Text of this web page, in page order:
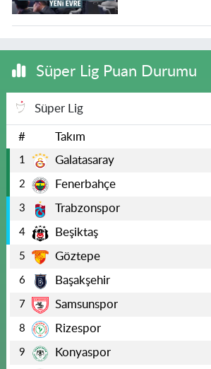
Süper Lig Puan Durumu
Süper Lig
# Takım
1 Galatasaray
2 Fenerbahçe
3 Trabzonspor
4 Beşiktaş
5 Göztepe
6 Başakşehir
7 Samsunspor
8 Rizespor
9 Konyaspor